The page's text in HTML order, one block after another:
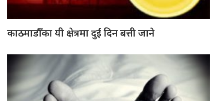
काठमाडौँका यी क्षेत्रमा दुई दिन बत्ती जाने